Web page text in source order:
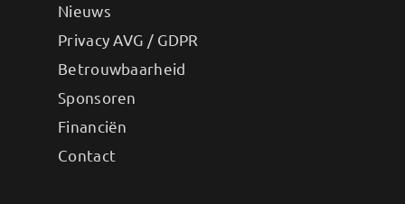
Nieuws
Privacy AVG / GDPR
Betrouwbaarheid
Sponsoren
Financiën
Contact